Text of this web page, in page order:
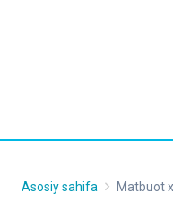
Asosiy sahifa Matbuot